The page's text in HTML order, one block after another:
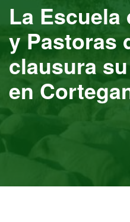
La Escuela
y Pastoras
clausura
en